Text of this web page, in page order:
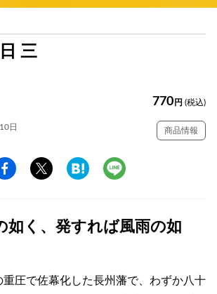
三
770 円 (税込)
日 商品情報
如く、発すれば風雨の如
圧で佐幕化した長州藩で、わずか八十